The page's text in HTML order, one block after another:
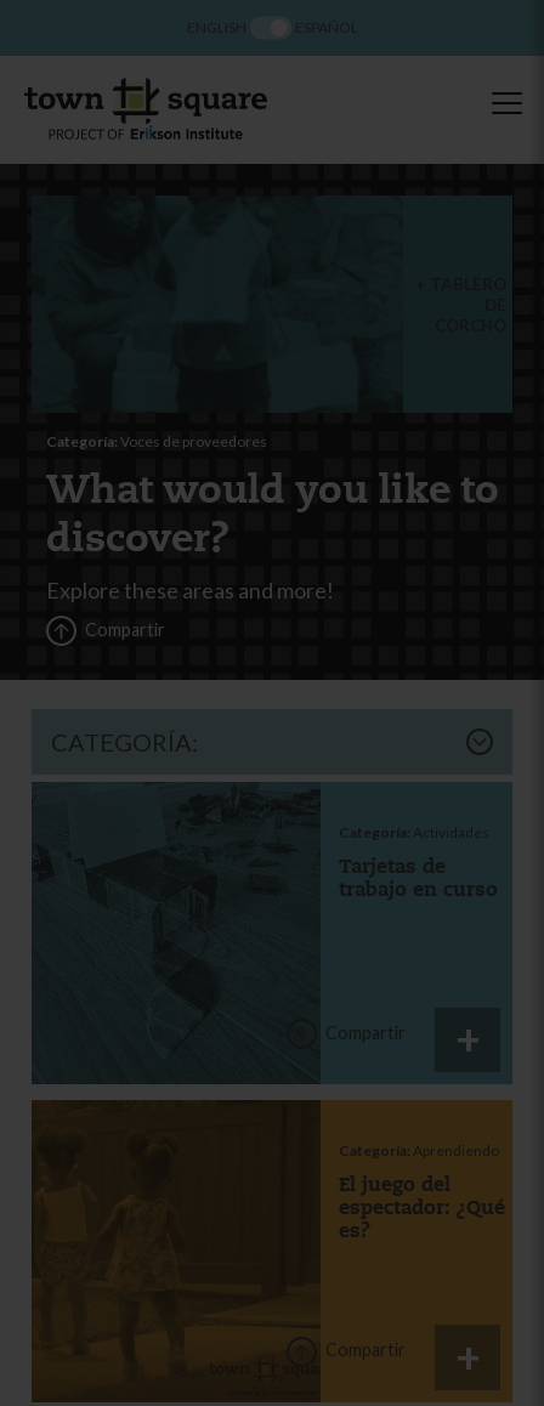
Categoría: Voces de proveedores
What would you like to
discover?
Explore these areas and more!
Compartir
CATEGORÍA:
Categoría: Actividades
Tarjetas de
trabajo en curso
Compartir
Categoría: Aprendiendo
El juego del
espectador: ¿Qué
es?
Compartir
ENGLISH ESPAÑOL